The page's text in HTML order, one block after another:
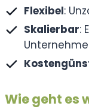
Flexibel:
Skalierbar:
Wie geht es